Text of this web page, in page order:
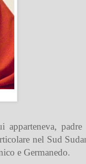
apparteneva,
nel Sud
e Germanedo.